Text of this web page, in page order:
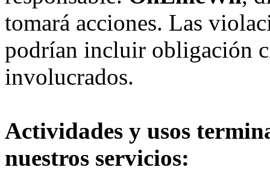
tomará acciones. Las
podrían incluir obligación
involucrados.
Actividades y usos
nuestros servicios: